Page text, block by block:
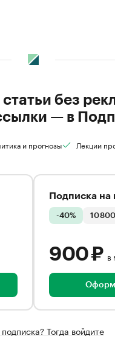
без
— в
и прогнозы Лекции
Подписка на
-40% 10
900 ₽ в
Тогда войдите